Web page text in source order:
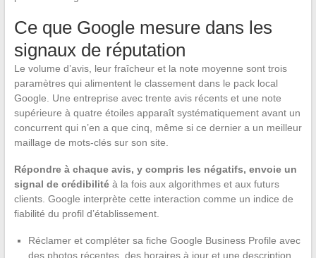
Ce que Google mesure dans les
signaux de réputation
Le volume d’avis, leur fraîcheur et la note moyenne sont trois
paramètres qui alimentent le classement dans le pack local
Google. Une entreprise avec trente avis récents et une note
supérieure à quatre étoiles apparaît systématiquement avant un
concurrent qui n’en a que cinq, même si ce dernier a un meilleur
maillage de mots-clés sur son site.
Répondre à chaque avis, y compris les négatifs, envoie un
signal de crédibilitéà la fois aux algorithmes et aux futurs
clients. Google interprète cette interaction comme un indice de
fiabilité du profil d’établissement.
Réclamer et compléter sa fiche Google Business Profile avec
des photos récentes, des horaires à jour et une description